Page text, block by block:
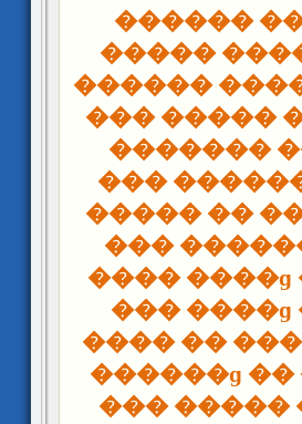
������
�����
������
��� �����
�������
���
����� ��
���
����
���
���� ��
������ɡ
��� �����